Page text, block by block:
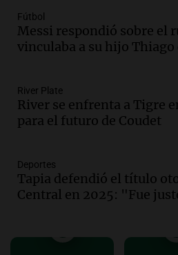
docente fallecido en
Panorama Federal
Episodios
mujer pierde la vida
circunvalación Oeste
Panorama Federal
Episodios
como enfermedad
fallecimiento de un
Panorama Federal
Santa Fe: se trataría
Fútbol
Messi respondió sobre el
vinculaba a su hijo Thiago
River Plate
River se enfrenta a Tigre
para el futuro de Coudet
Deportes
Tapia defendió el título
Central en 2025: "Fue